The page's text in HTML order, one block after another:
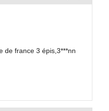
de france 3 épis,3***nn